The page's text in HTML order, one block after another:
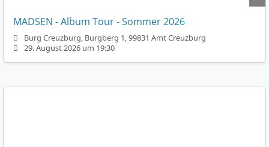
MADSEN - Album Tour - Sommer 2026
Burg Creuzburg, Burgberg 1, 99831 Amt Creuzburg
29. August 2026 um 19:30